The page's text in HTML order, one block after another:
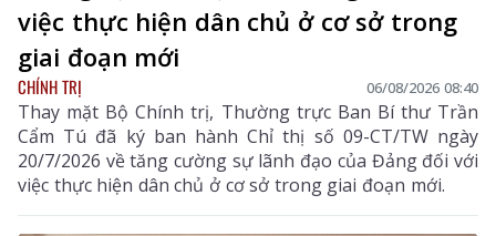
việc thực hiện dân chủ ở cơ sở trong
giai đoạn mới
CHÍNH TRỊ 06/08/2026 08:40
Thay mặt Bộ Chính trị, Thường trực Ban Bí thư Trần
Cẩm Tú đã ký ban hành Chỉ thị số 09-CT/TW ngày
20/7/2026 về tăng cường sự lãnh đạo của Đảng đối với
việc thực hiện dân chủ ở cơ sở trong giai đoạn mới.